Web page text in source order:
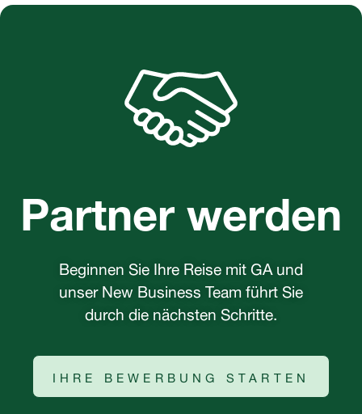
Partner werden
Beginnen Sie Ihre Reise mit GA und
unser New Business Team führt Sie
durch die nächsten Schritte.
IHRE BEWERBUNG STARTEN